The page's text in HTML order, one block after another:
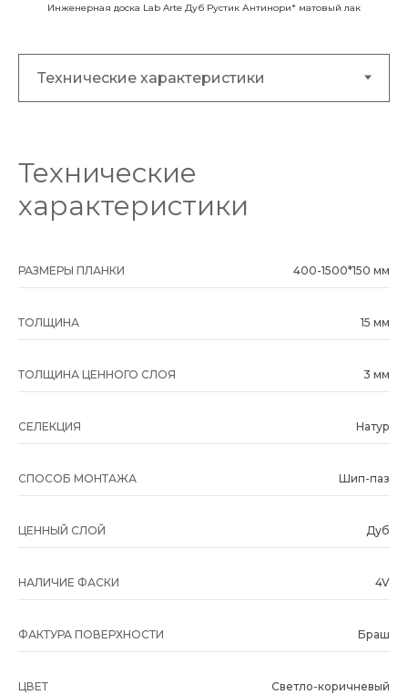
Инженерная доска Lab Arte Дуб Рустик Антинори* матовый лак
Технические
характеристики
РАЗМЕРЫ ПЛАНКИ 400-1500*150 мм
ТОЛЩИНА 15 мм
ТОЛЩИНА ЦЕННОГО СЛОЯ 3 мм
СЕЛЕКЦИЯ Натур
СПОСОБ МОНТАЖА Шип-паз
ЦЕННЫЙ СЛОЙ Дуб
НАЛИЧИЕ ФАСКИ 4V
ФАКТУРА ПОВЕРХНОСТИ Браш
ЦВЕТ Светло-коричневый